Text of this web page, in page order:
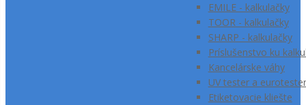
EMILE - kalkulačky
TOOR - kalkulačky
SHARP - kalkulačky
Príslušenstvo ku
Kancelárske váhy
UV tester a eurotester
Etiketovacie kliešte